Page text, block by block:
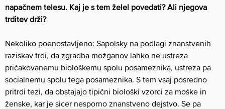
napačnem telesu. Kaj je s tem želel povedati? Ali njegova
trditev drži?
Nekoliko poenostavljeno: Sapolsky na podlagi znanstvenih
raziskav trdi, da zgradba možganov lahko ne ustreza
pričakovanemu biološkemu spolu posameznika, ustreza pa
socialnemu spolu tega posameznika. S tem vsaj posredno
pritrdi tezi, da obstajajo tipični biološki vzorci za moške in
ženske, kar je sicer nesporno znanstveno dejstvo. Se pa